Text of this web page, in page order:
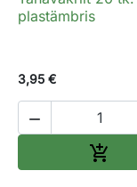
plastämbris
3,95 €

